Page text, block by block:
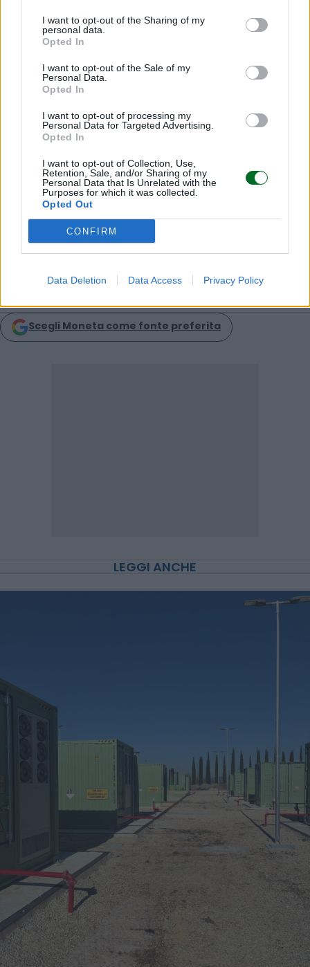
I want to opt-out of the Sharing of my
personal data.
Opted In
I want to opt-out of the Sale of my
Personal Data.
Opted In
I want to opt-out of processing my
Personal Data for Targeted Advertising.
Opted In
I want to opt-out of Collection, Use,
Retention, Sale, and/or Sharing of my
Personal Data that Is Unrelated with the
Purposes for which it was collected.
Opted Out
CONFIRM
Data Deletion Data Access Privacy Policy
erodere la diversità culturale e idiritti di
proprietà intellettuale
regole chiare sul training dei modelli e sul
riconoscimento degli autori. Con la tecnologia sta
cambiando la musica: ma se l’orchestra e il palco
restano vuoti, le note sono amare.
musica sanremo
Condividi
Scegli Moneta come fonte preferita
LEGGI ANCHE